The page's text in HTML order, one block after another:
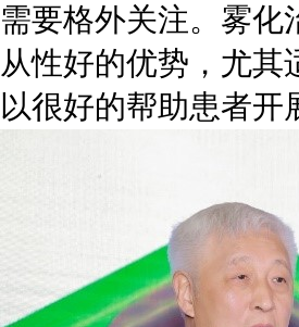
需要格外关注。雾化
从性好的优势，尤其
以很好的帮助患者